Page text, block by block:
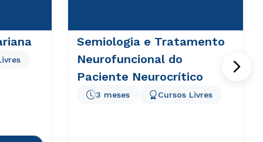
Semiologia e Tratamento
Neurofuncional do
Paciente Neurocrítico
3 meses Cursos Livres